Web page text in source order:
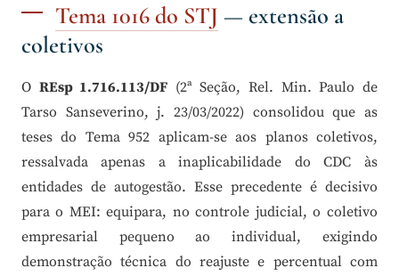
Tema 1016 do STJ — extensão a
coletivos
O REsp 1.716.113/DF (2ª Seção, Rel. Min. Paulo de
Tarso Sanseverino, j. 23/03/2022) consolidou que as
teses do Tema 952 aplicam-se aos planos coletivos,
ressalvada apenas a inaplicabilidade do CDC às
entidades de autogestão. Esse precedente é decisivo
para o MEI: equipara, no controle judicial, o coletivo
empresarial pequeno ao individual, exigindo
demonstração técnica do reajuste e percentual com